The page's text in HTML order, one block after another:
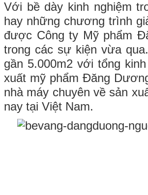
Với bề dày kinh nghiệm
hay những chương trình
được Công ty Mỹ phẩm
trong các sự kiện vừa
gần 5.000m2 với tổng
xuất mỹ phẩm Đăng
nhà máy chuyên về sản
nay tại Việt Nam.